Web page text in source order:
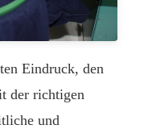
Eindruck, den
der richtigen
und